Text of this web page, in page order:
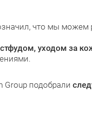
что мы можем
уходом за
Group подобрали